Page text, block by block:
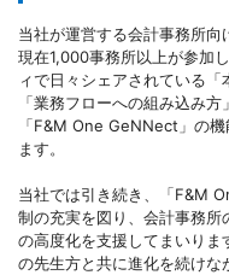
当社が運営する会計事務所向
現在1,000事務所以上が参加
ィで日々シェアされている
「業務フローへの組み込み
「F&M One GeNNect」の
ます。
当社では引き続き、「F&M
制の充実を図り、会計事務
の高度化を支援してまいりま
の先生方と共に進化を続け